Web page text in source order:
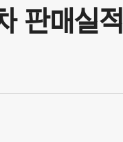
판매실적